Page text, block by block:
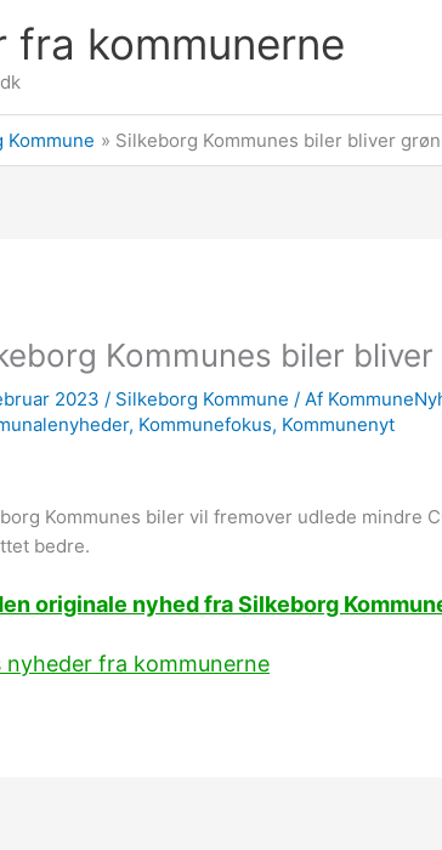
fra kommunerne
Kommune Silkeborg Kommunes biler bliver
Kommunes biler
2023/ Silkeborg Kommune / Af
, Kommunefokus, Kommunenyt
Kommunes biler vil fremover udlede mindre
bedre.
originale nyhed fra Silkeborg
fra kommunerne